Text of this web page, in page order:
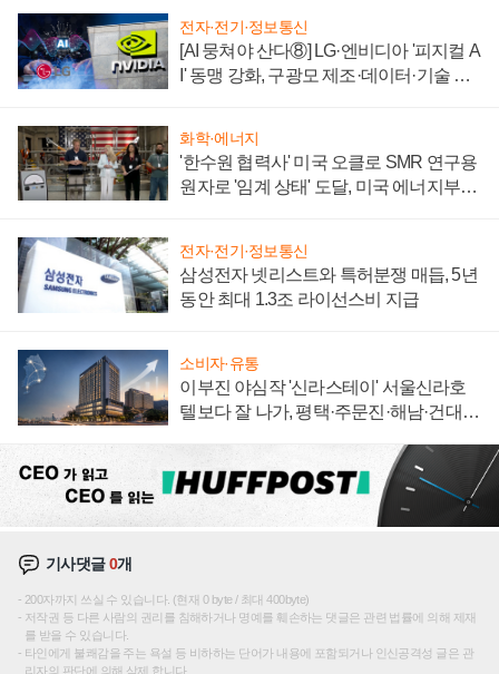
전자·전기·정보통신
[AI 뭉쳐야 산다⑧] LG·엔비디아 '피지컬 A
I' 동맹 강화, 구광모 제조·데이터·기술 결
화학·에너지
'한수원 협력사' 미국 오클로 SMR 연구용
원자로 '임계 상태' 도달, 미국 에너지부
전자·전기·정보통신
삼성전자 넷리스트와 특허분쟁 매듭, 5년
동안 최대 1.3조 라이선스비 지급
소비자·유통
이부진 야심작 '신라스테이' 서울신라호
텔보다 잘 나가, 평택·주문진·해남·건대로
기사댓글0개
200자까지 쓰실 수 있습니다. (현재 0 byte / 최대 400byte)
저작권 등 다른 사람의 권리를 침해하거나 명예를 훼손하는 댓글은 관련 법률에 의해 제재
를 받을 수 있습니다.
타인에게 불쾌감을 주는 욕설 등 비하하는 단어가 내용에 포함되거나 인신공격성 글은 관
리자의 판단에 의해 삭제 합니다.